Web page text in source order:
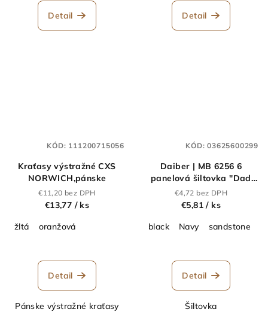
Detail Detail
Kraťasy výstražné CXS
NORWICH,pánske
€11,20 bez DPH
€13,77 / ks
žltá
oranžová
Detail
Pánske výstražné kraťasy
KÓD: 111200715056
Daiber | MB 6256 6
panelová šiltovka "Dad
Cap"_03.6256
€4,72 bez DPH
€5,81/ ks
black
Navy sandstone
Detail
Šiltovka
KÓD:03625600299